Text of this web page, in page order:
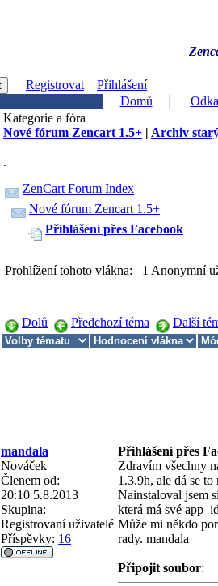
Registrovat
Přihlášení
Domů
Kategorie a fóra
Nové fórum Zencart 1.5+ | Archiv
.
ZenCart Forum Index
Nové fórum Zencart 1.5+
Přihlášení přes Facebook
Prohlížení tohoto vlákna: 1 Anonymní
Dolů Předchozí téma Další
mandala
Přihlášení přes
Nováček
Členem od:
20:10 5.8.2013
Skupina:
Registrovaní uživatelé
Příspěvky: 16
Zdravím všechny
1.3.9h, ale dá se
Nainstaloval jsem
která má své
Může mi někdo
rady. mandala
Připojit soubor: